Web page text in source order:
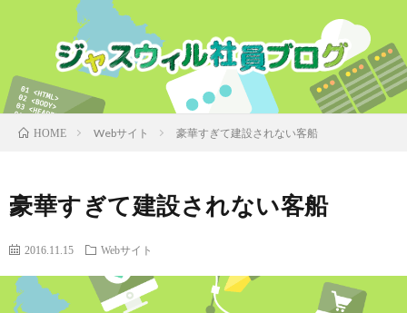
HOME Webサイト 豪華すぎて建設されない客船
豪華すぎて建設されない客船
2016.11.15 Webサイト